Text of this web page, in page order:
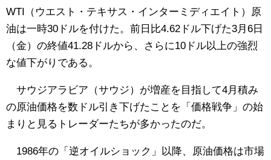
WTI（ウエスト・テキサス・インターミディエイト）原
油は一時30ドルを付けた。前日比4.62ドル下げた3月6日
（金）の終値41.28ドルから、さらに10ドル以上の強烈
な値下がりである。
サウジアラビア（サウジ）が増産を目指して4月積み
の原油価格を数ドル引き下げたことを「価格戦争」の始
まりと見るトレーダーたちが多かったのだ。
1986年の「逆オイルショック」以降、原油価格は市場